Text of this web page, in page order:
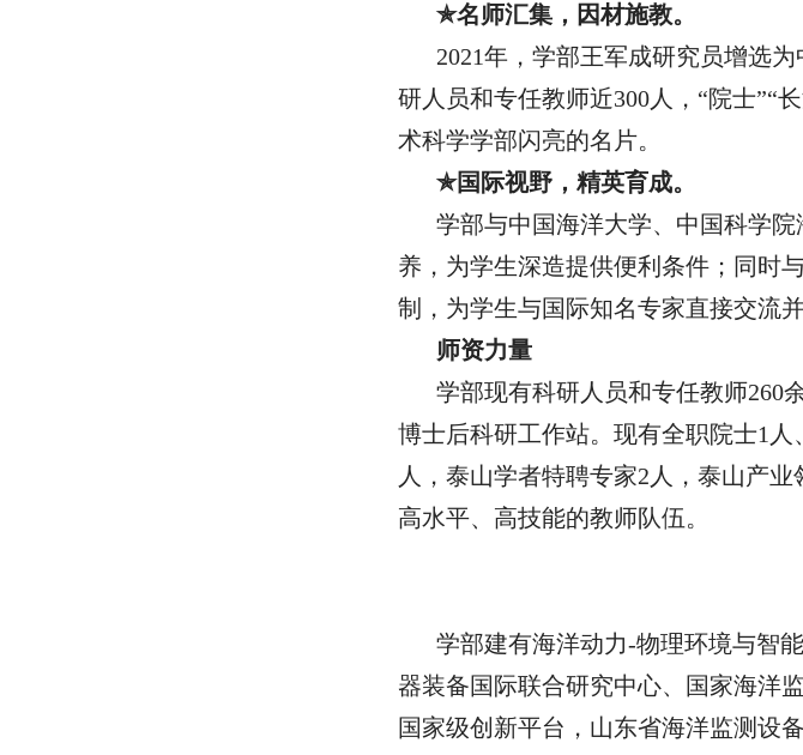
✯名师汇集，因材施教。
2021年，学部王军成研究员增选
研人员和专任教师近300人，“院士”“
术科学学部闪亮的名片。
✯国际视野，精英育成。
学部与中国海洋大学、中国科学
养，为学生深造提供便利条件；同时
制，为学生与国际知名专家直接交流
师资力量
学部现有科研人员和专任教师260
博士后科研工作站。现有全职院士1
人，泰山学者特聘专家2 人，泰山产业
高水平、高技能的教师队伍。
学部建有海洋动力-物理环境与智
器装备国际联合研究中心、国家海洋
国家级创新平台，山东省海洋监测设